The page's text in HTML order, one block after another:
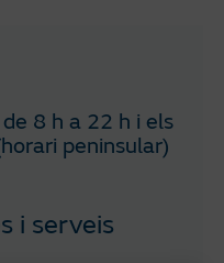
8 h a 22 h i els
peninsular)
i serveis